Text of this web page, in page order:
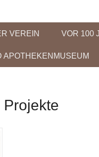
VEREIN VOR 100
APOTHEKENMUSEUM